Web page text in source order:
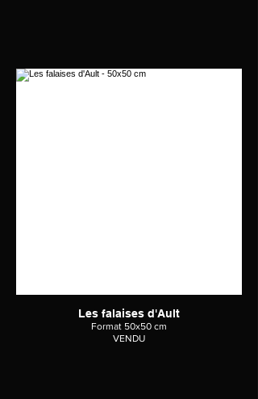
Les falaises d'Ault
Format 50x50 cm
VENDU